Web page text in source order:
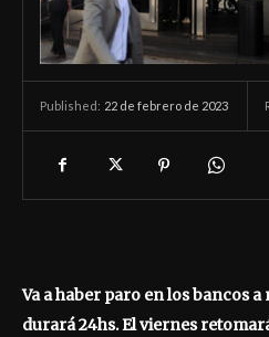
Published: 22 de febrero de 2023
Va a haber paro en los bancos
durará 24hs. El viernes